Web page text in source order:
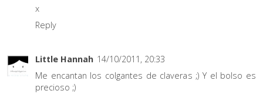
x
Reply
Little Hannah 14/10/2011, 20:33
Me encantan los colgantes de claveras ;) Y el bolso es
precioso ;)